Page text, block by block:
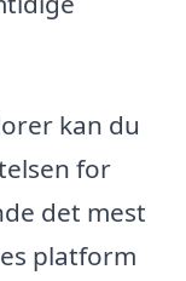
kan du
for
det mest
platform